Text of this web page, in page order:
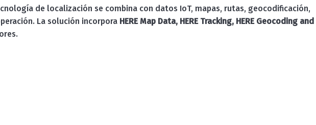
de localización se combina con datos IoT, mapas, rutas, geocodificación,
La solución incorpora HERE Map Data, HERE Tracking, HERE Geocoding and